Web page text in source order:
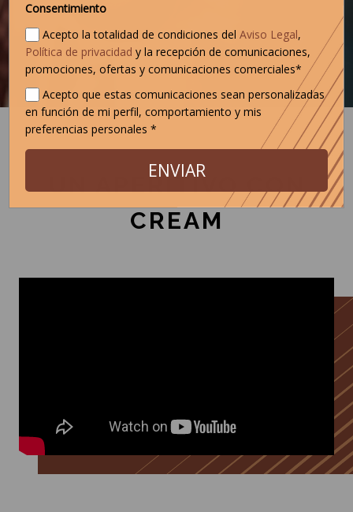
UN APERITIVO CON
CREAM
Consentimiento
Acepto la totalidad de condiciones delAviso Legal,
Política de privacidad y la recepción de comunicaciones,
promociones, ofertas y comunicaciones comerciales*
Acepto que estas comunicaciones sean personalizadas
en función de mi perfil, comportamiento y mis
preferencias personales *
ENVIAR